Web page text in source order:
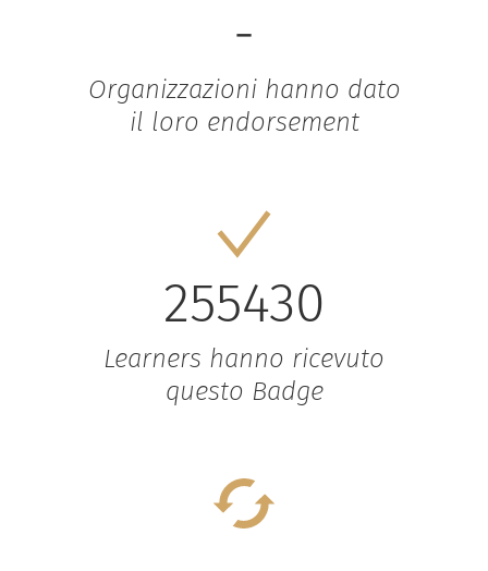
-
Organizzazioni hanno dato
il loro endorsement
255430
Learners hanno ricevuto
questo Badge